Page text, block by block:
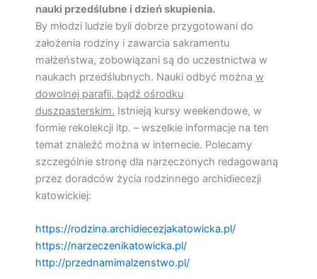
nauki przedślubne i dzień skupienia.
By młodzi ludzie byli dobrze przygotowani do
założenia rodziny i zawarcia sakramentu
małżeństwa, zobowiązani są do uczestnictwa w
naukach przedślubnych. Nauki odbyć można w
dowolnej parafii, bądź ośrodku
duszpasterskim. Istnieją kursy weekendowe, w
formie rekolekcji itp. – wszelkie informacje na ten
temat znaleźć można w internecie. Polecamy
szczególnie stronę dla narzeczonych redagowaną
przez doradców życia rodzinnego archidiecezji
katowickiej:
https://rodzina.archidiecezjakatowicka.pl/
https://narzeczenikatowicka.pl/
http://przednamimalzenstwo.pl/